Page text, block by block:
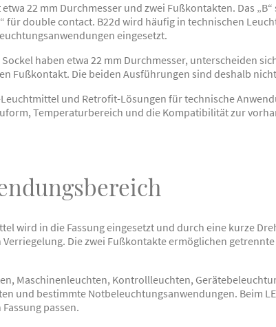
22 mm Durchmesser und zwei Fußkontakten. Das
für double contact. B22d wird häufig in technischen
eingesetzt.
haben etwa 22 mm Durchmesser, unterscheiden
Fußkontakt. Die beiden Ausführungen sind deshalb
Leuchtmittel und Retrofit-Lösungen für technische
Temperaturbereich und die Kompatibilität zur
wird in die Fassung eingesetzt und durch eine kurze
Die zwei Fußkontakte ermöglichen
Maschinenleuchten, Kontrollleuchten,
und bestimmte Notbeleuchtungsanwendungen. Beim
passen.